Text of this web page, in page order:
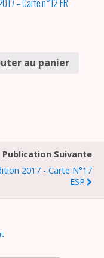
au panier
Publication Suivante
2017 - Carte N°17
ESP